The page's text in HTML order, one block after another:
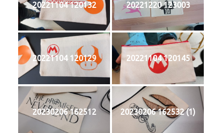
20221104 120132 20221220 123003
20221104 120129 20221104 120145
20230206 162512 20230206 162532 (1)